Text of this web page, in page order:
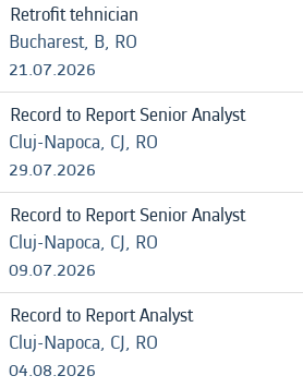
Retrofit tehnician
Bucharest, B, RO
21.07.2026
Record to Report Senior Analyst
Cluj-Napoca, CJ, RO
29.07.2026
Record to Report Senior Analyst
Cluj-Napoca, CJ, RO
09.07.2026
Record to Report Analyst
Cluj-Napoca, CJ, RO
04.08.2026